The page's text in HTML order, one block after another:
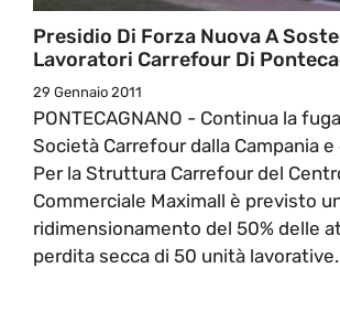
Presidio Di Forza Nuova A
Lavoratori Carrefour Di
29 Gennaio 2011
PONTECAGNANO - Continua la
Società Carrefour dalla Campania e
Per la Struttura Carrefour del
Commerciale Maximall è previsto
ridimensionamento del 50% delle
perdita secca di 50 unità lavorative.